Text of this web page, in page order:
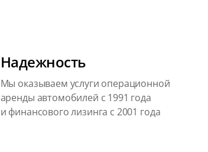
Надежность
Мы оказываем услуги операционной
аренды автомобилей с 1991 года
и финансового лизинга с 2001 года